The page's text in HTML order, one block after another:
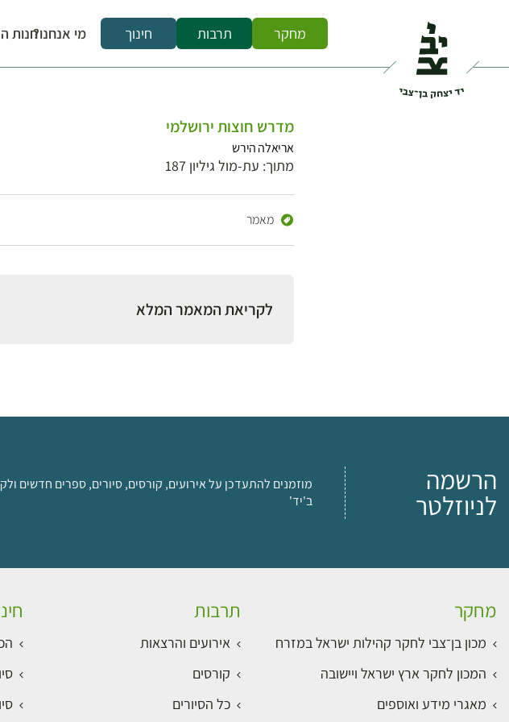
מחקר תרבות חינוך מי אנחנו?חנות
מדרש חוצות ירושלמי
אריאלה הירש
מתוך: עת-מול גיליון 187
מאמר
לקריאת המאמר המלא
הרשמה
לניוזלטר
מוזמנים להתעדכן על אירועים, קורסים, סיורים, ספרים חדשים
ב'יד'
מחקר
מכון בן־צבי לחקר קהילות ישראל במזרח
המכון לחקר ארץ ישראל ויישובה
מאגרי מידע ואוספים
תרבות
אירועים והרצאות
קורסים
כל הסיורים